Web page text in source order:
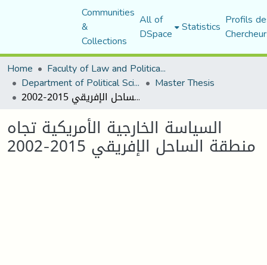
Communities
&
Collections
All of
DSpace Statistics Profils
Home
Faculty of Law and Political Science
Department of Political Sciences Master Thesis
السياسة الخارجية الأمريكية تجاه منطقة الساحل الإفريقي 2015-2002
السياسة الخارجية الأمريكية تجاه
منطقة الساحل الإفريقي 2015-2002